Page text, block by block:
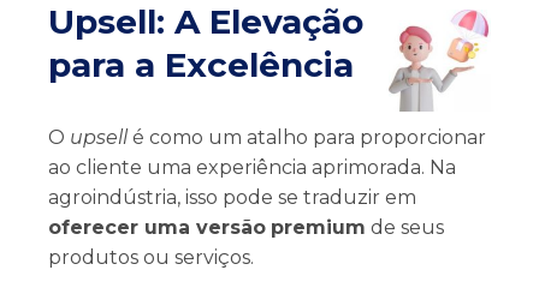
Upsell: A Elevação
para a Excelência
O upsellé como um atalho para proporcionar
ao cliente uma experiência aprimorada. Na
agroindústria, isso pode se traduzir em
oferecer uma versão premium de seus
produtos ou serviços.